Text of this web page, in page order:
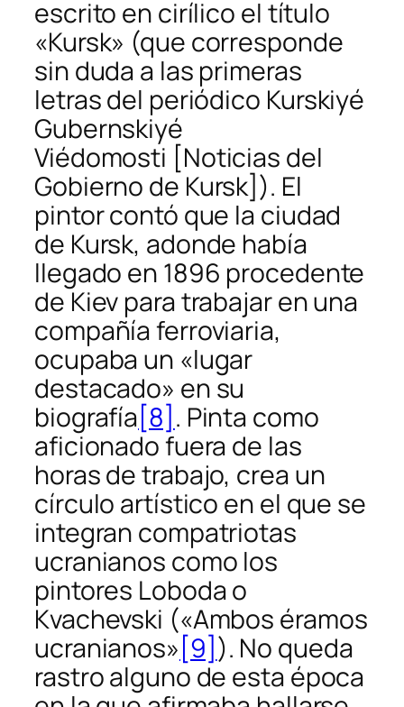
escrito en cirílico el título
«Kursk» (que corresponde
sin duda a las primeras
letras del periódico Kurskiyé
Gubernskiyé
Viédomosti [Noticias del
Gobierno de Kursk]). El
pintor contó que la ciudad
de Kursk, adonde había
llegado en 1896 procedente
de Kiev para trabajar en una
compañía ferroviaria,
ocupaba un «lugar
destacado» en su
biografía[8] . Pinta como
aficionado fuera de las
horas de trabajo, crea un
círculo artístico en el que se
integran compatriotas
ucranianos como los
pintores Loboda o
Kvachevski («Ambos éramos
ucranianos» [9]). No queda
rastro alguno de esta época